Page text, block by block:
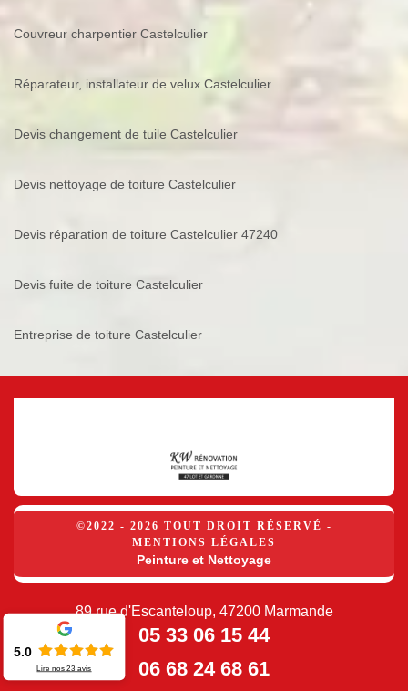
Couvreur charpentier Castelculier
Réparateur, installateur de velux Castelculier
Devis changement de tuile Castelculier
Devis nettoyage de toiture Castelculier
Devis réparation de toiture Castelculier 47240
Devis fuite de toiture Castelculier
Entreprise de toiture Castelculier
©2022 - 2026 TOUT DROIT RÉSERVÉ -
MENTIONS LÉGALES
Peinture et Nettoyage
89 rue d'Escanteloup, 47200 Marmande
05 33 06 15 44
06 68 24 68 61
5.0
Lire nos23 avis